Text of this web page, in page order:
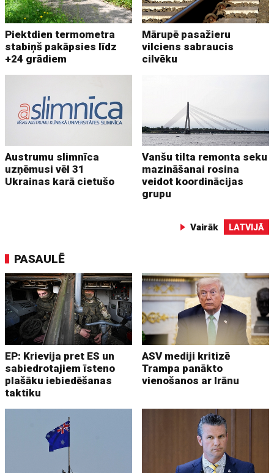
Piektdien termometra
stabiņš pakāpsies līdz
+24 grādiem
Mārupē pasažieru
vilciens sabraucis
cilvēku
Austrumu slimnīca
uzņēmusi vēl 31
Ukrainas karā cietušo
Vanšu tilta remonta seku
mazināšanai rosina
veidot koordinācijas
grupu
Vairāk LATVIJĀ
PASAULĒ
EP: Krievija pret ES un
sabiedrotajiem īsteno
plašāku iebiedēšanas
taktiku
ASV mediji kritizē
Trampa panākto
vienošanos ar Irānu